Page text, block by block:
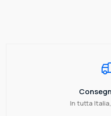
In tutta